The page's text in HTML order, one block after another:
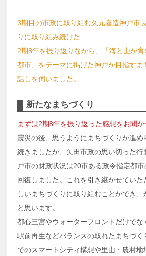
3期目の市政に取り組む久元喜造神戸市
りに取り組み続けた
2期8年を振り返りながら、「海と山が
都市」をテーマに掲げた神戸が目指すま
話しを伺いました。
新たなまちづくり
まずは2期8年を振り返った感想をお聞か
震災の後、思うようにまちづくりが進
続きましたが、矢田市政の思い切った行
戸市の財政状況は20市ある政令指定都
回復しました。これを引き継がせてい
しいまちづくりに取り組むことができ、
と思います。
都心三宮やウォーターフロントだけで
駅前再生などバランスの取れたまちづく
でのスマートシティ構想や里山・農村地